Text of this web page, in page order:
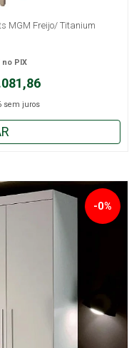
MGM Freijo/ Titanium
sem juros
no PIX
-0%